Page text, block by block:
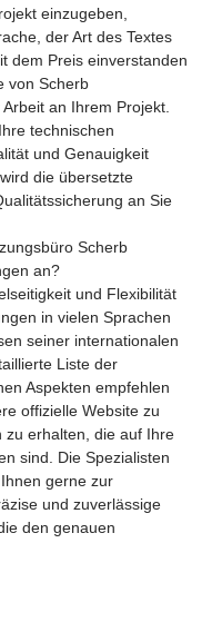
einzugeben,
der Art des Textes
dem Preis einverstanden
von Scherb
an Ihrem Projekt.
technischen
und Genauigkeit
die übersetzte
an Sie
Scherb
an?
und Flexibilität
in vielen Sprachen
seiner internationalen
Liste der
Aspekten empfehlen
offizielle Website zu
zu erhalten, die auf Ihre
sind. Die Spezialisten
gerne zur
und zuverlässige
den genauen